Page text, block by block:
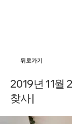
뒤로가기
2019년 11월
찾사 |